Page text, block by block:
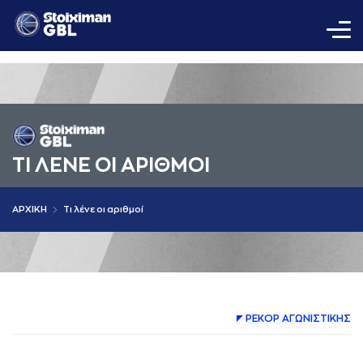
ΤΙ ΛΕΝΕ ΟΙ AΡΙΘΜΟΙ
AΡΧΙΚΗ Τι λένε οι αριθμοί
ΡΕΚΟΡ AΓΩΝΙΣΤΙΚΗΣ